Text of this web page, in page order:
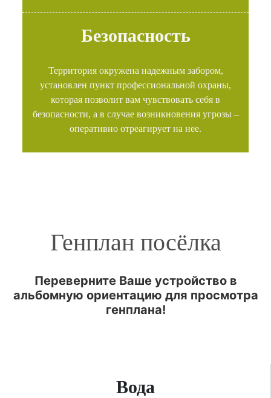
Безопасность
Территория окружена надежным забором,
установлен пункт профессиональной охраны,
которая позволит вам чувствовать себя в
безопасности, а в случае возникновения угрозы –
оперативно отреагирует на нее.
Генплан посёлка
Переверните Ваше устройство в
альбомную ориентацию для просмотра
генплана!
Вода